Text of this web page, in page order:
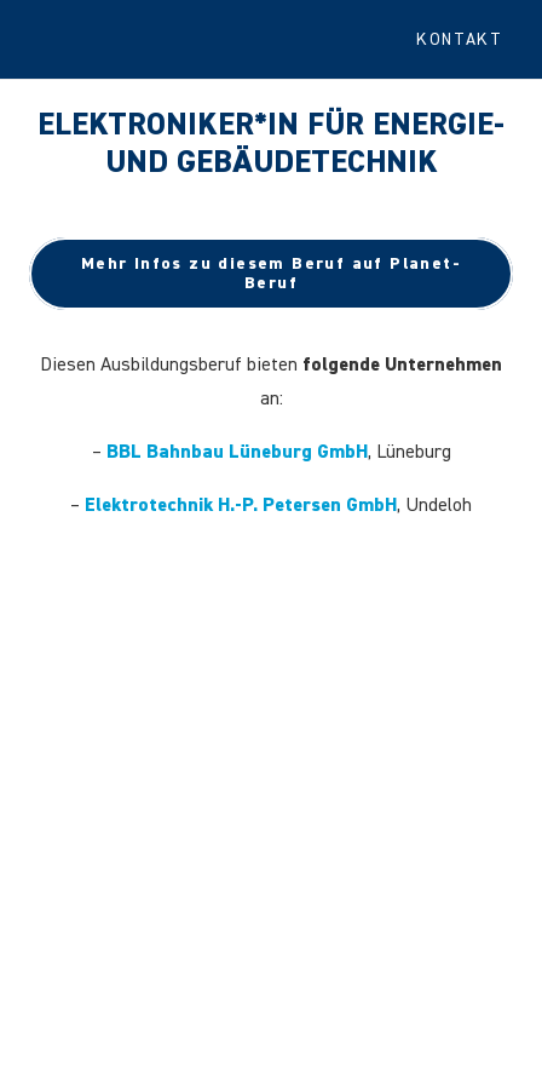
KONTAKT
ELEKTRONIKER*IN FÜR ENERGIE-
UND GEBÄUDETECHNIK
Mehr Infos zu diesem Beruf auf Planet-
Beruf
Diesen Ausbildungsberuf bieten folgende Unternehmen
an:
– BBL Bahnbau Lüneburg GmbH, Lüneburg
– Elektrotechnik H.-P. Petersen GmbH, Undeloh